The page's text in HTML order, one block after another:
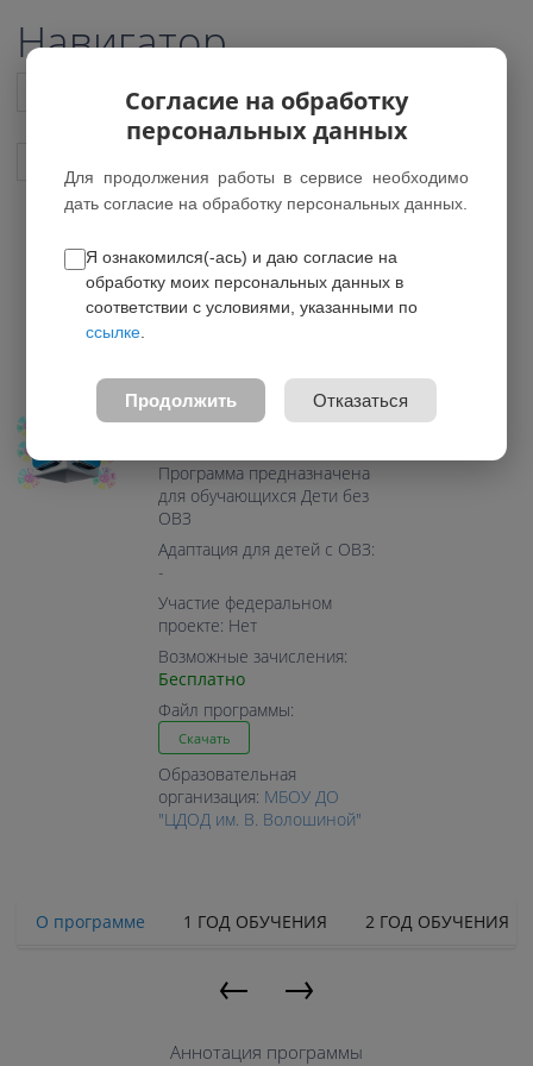
Навигатор
Список всех программ
3D Дизайн
*Нет действующих групп
Возраст: 11-14 лет
Направление:
Программа предназначена
для обучающихся Дети без
ОВЗ
Адаптация для детей с ОВЗ:
-
Участие федеральном
проекте: Нет
Возможные зачисления:
Бесплатно
Файл программы:
Скачать
Образовательная
организация: МБОУ ДО
"ЦДОД им. В. Волошиной"
О программе 1 ГОД ОБУЧЕНИЯ 2 ГОД ОБУЧЕНИЯ
← →
Аннотация программы
Согласие на обработку
персональных данных
Для продолжения работы в сервисе необходимо
дать согласие на обработку персональных данных.
Я ознакомился(-ась) и даю согласие на
обработку моих персональных данных в
соответствии с условиями, указанными по
ссылке
Продолжить Отказаться